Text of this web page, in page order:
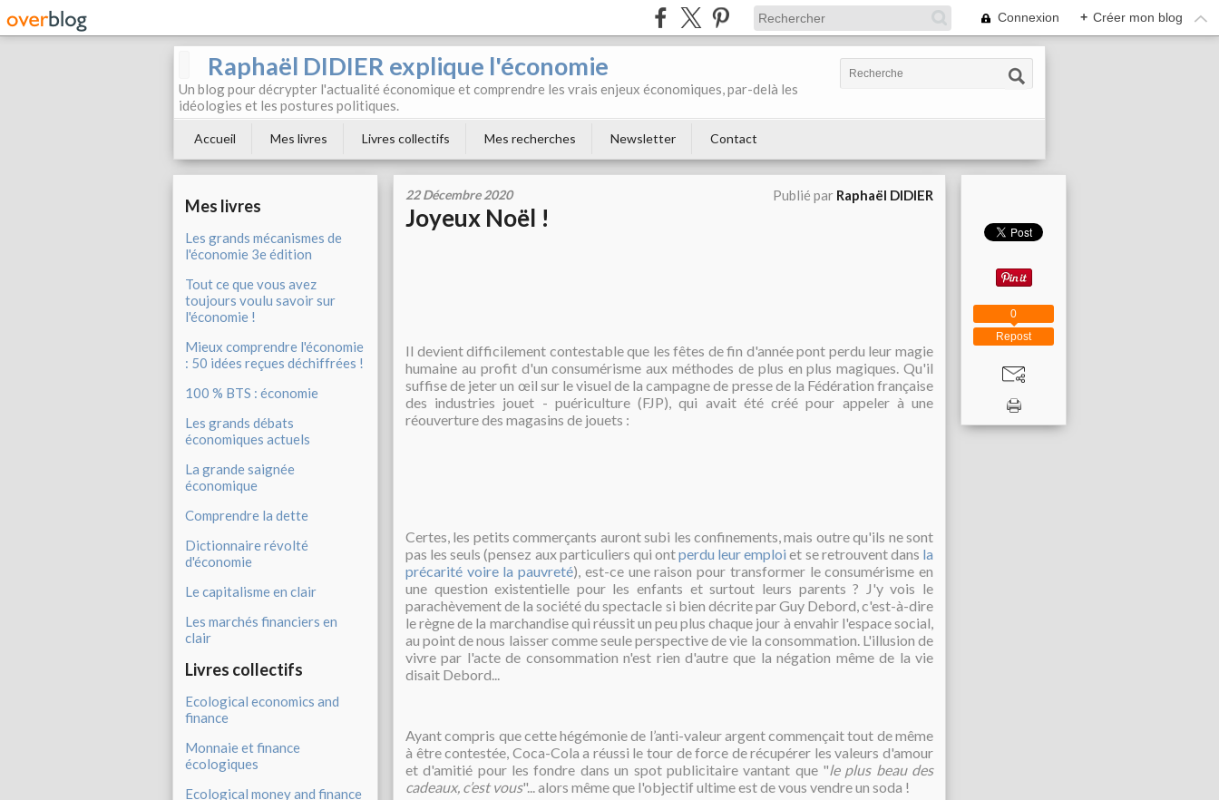
Connexion + Créer mon blog
Raphaël DIDIER explique l'économie
Un blog pour décrypter l'actualité économique et comprendre les vrais enjeux économiques, par-delà les
idéologies et les postures politiques.
Accueil Mes livres Livres collectifs Mes recherches Newsletter Contact
Mes livres
Les grands mécanismes de
l'économie 3e édition
Tout ce que vous avez
toujours voulu savoir sur
l'économie !
Mieux comprendre l'économie
: 50 idées reçues déchiffrées !
100 % BTS : économie
Les grands débats
économiques actuels
La grande saignée
économique
Comprendre la dette
Dictionnaire révolté
d'économie
Le capitalisme en clair
Les marchés financiers en
clair
Livres collectifs
Ecological economics and
finance
Monnaie et finance
écologiques
Ecological money and finance
22 Décembre 2020 Publié par Raphaël DIDIER
Joyeux Noël !
Il devient difficilement contestable que les fêtes de fin d'année pont perdu leur magie
humaine au profit d'un consumérisme aux méthodes de plus en plus magiques. Qu'il
suffise de jeter un œil sur le visuel de la campagne de presse de la Fédération française
des industries jouet - puériculture (FJP), qui avait été créé pour appeler à une
réouverture des magasins de jouets :
Certes, les petits commerçants auront subi les confinements, mais outre qu'ils ne sont
pas les seuls (pensez aux particuliers qui ontperdu leur emploi et se retrouvent dans la
précarité voire la pauvreté), est-ce une raison pour transformer le consumérisme en
une question existentielle pour les enfants et surtout leurs parents ? J'y vois le
parachèvement de la société du spectacle si bien décrite par Guy Debord, c'est-à-dire
le règne de la marchandise qui réussit un peu plus chaque jour à envahir l'espace social,
au point de nous laisser comme seule perspective de vie la consommation. L'illusion de
vivre par l'acte de consommation n'est rien d'autre que la négation même de la vie
disait Debord...
Ayant compris que cette hégémonie de l’anti-valeur argent commençait tout de même
à être contestée, Coca-Cola a réussi le tour de force de récupérer les valeurs d'amour
et d'amitié pour les fondre dans un spot publicitaire vantant que "le plus beau des
cadeaux, c’est vous"... alors même que l'objectif ultime est de vous vendre un soda !
Repost
0